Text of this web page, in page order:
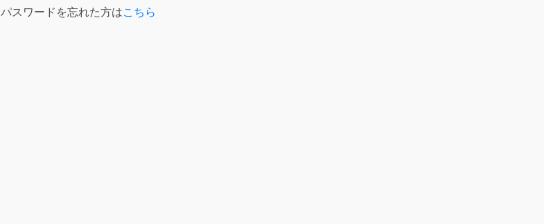
パスワードを忘れた方はこちら